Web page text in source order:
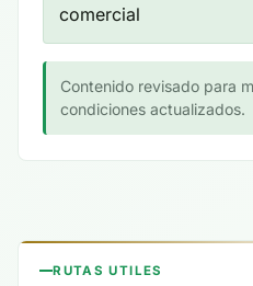
comercial
Contenido revisado para
condiciones actualizados.
RUTAS UTILES